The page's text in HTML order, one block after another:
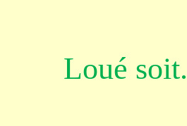
Loué